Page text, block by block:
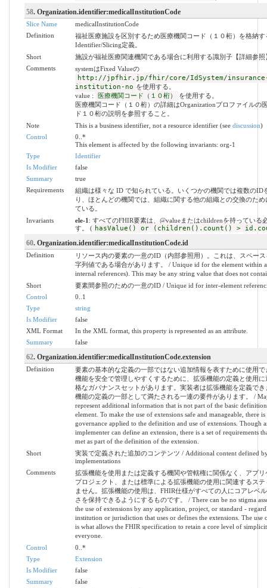
58. Organization.identifier:medicalInstitutionCode
Slice Name
medicalInstitutionCode
Definition
福祉医療施設を区別するため医療機関コード（１０桁）を格納す
Identifier/Slicing定義。
Short
施設が福祉医療関連機関である場合に利用する識別子【詳細参照
Comments
systemはFixed Valueの
http://jpfhir.jp/fhir/core/IdSystem/
institution-no を使用する。
value :
医療機関コード（１０桁）
を使用する。
医療機関コード（１０桁）の詳細はOrganizationプロファイルの
ド１０桁の説明を参照すること。
Note
This is a business identifier, not a resource identifier (see discussion)
Control
0..*
This element is affected by the following invariants: org-1
Type
Identifier
Is Modifier
false
Summary
true
Requirements
組織は様々な ID で知られている。いくつかの機関では複数のID
り、ほとんどの機関では、組織に関する他の組織との交換のた
ている。
Invariants
ele-1 : すべてのFHIR要素は、@valueまたはchildrenを持っている
す。 ( hasValue() or (children().count() >
60. Organization.identifier:medicalInstitutionCode.id
Definition
リソース内の要素の一意のID（内部参照用）。これは、スペー
字列値である場合があります。 / Unique id for the element within
internal references). This may be any string value that does not
Short
要素間参照のための一意のID / Unique id for inter-element
Control
0..1
Type
string
Is Modifier
false
XML Format
In the XML format, this property is represented as an attribute.
Summary
false
62. Organization.identifier:medicalInstitutionCode.extension
Definition
要素の基本的な定義の一部ではない追加情報を表すために使用で
機能を安全で管理しやすくするために、拡張機能の定義と使用に
格なガバナンスセットがあります。実装者は拡張機能を定義でき
機能の定義の一部として満たされる一連の要件があります。 /
represent additional information that is not part of the basic
element. To make the use of extensions safe and manageable, there
governance applied to the definition and use of extensions. Though
implementer can define an extension, there is a set of requirements
met as part of the definition of the extension.
Short
実装で定義された追加のコンテンツ / Additional content defined
implementations
Comments
拡張機能を使用または定義する機関や管轄権に関係なく、アプリ
プロジェクト、または標準による拡張機能の使用に関連するステ
ません。拡張機能の使用は、FHIR仕様がすべての人にコアレベ
さを保持できるようにするものです。 / There can be no stigma
the use of extensions by any application, project, or standard -
institution or jurisdiction that uses or defines the extensions. The use
is what allows the FHIR specification to retain a core level of
everyone.
Control
0..*
Type
Extension
Is Modifier
false
Summary
false